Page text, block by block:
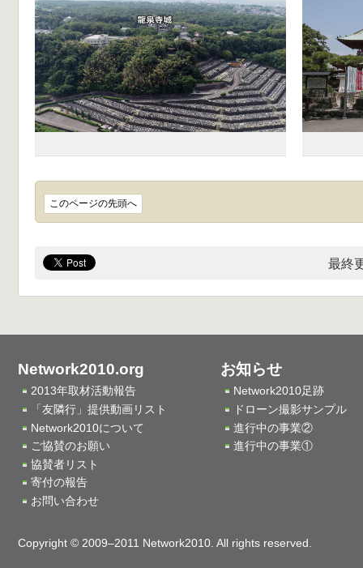
このページの先頭へ
最終
Network2010.org
2013年取材活動報告
「友隣行」提供動画リスト
Network2010について
ご協賛のお願い
協賛者リスト
寄付の報告
お問い合わせ
お知らせ
Network2010足跡
ドローン撮影サンプル
進行中の事業②
進行中の事業①
Copyright © 2009–2011 Network2010. All rights reserved.